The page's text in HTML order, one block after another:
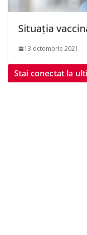
Situația
13 octombrie 2021
Stai conectat la